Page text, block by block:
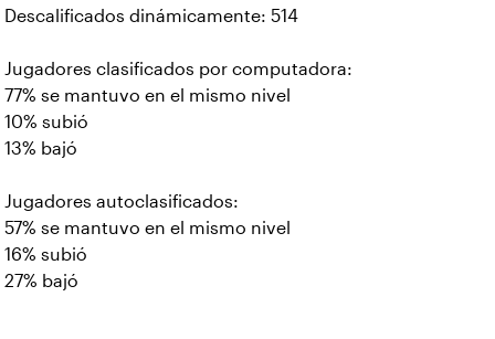
Descalificados dinámicamente: 514
Jugadores clasificados por computadora:
77% se mantuvo en el mismo nivel
10% subió
13% bajó
Jugadores autoclasificados:
57% se mantuvo en el mismo nivel
16% subió
27% bajó